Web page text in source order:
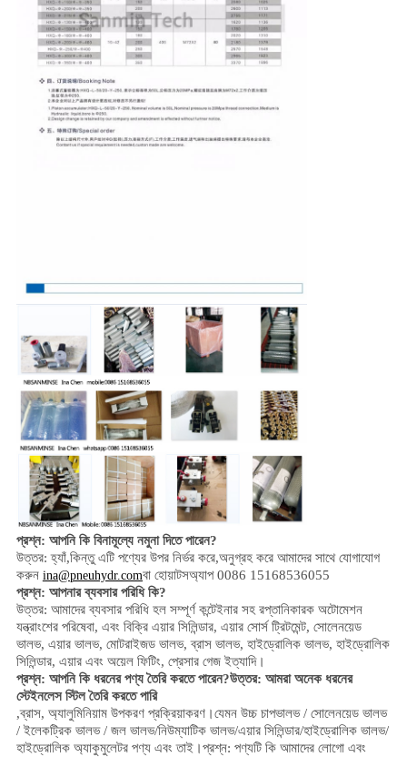
প্রশ্ন: আপনি কি বিনামূল্যে নমুনা দিতে পারেন?
উত্তর: হ্যাঁ,কিন্তু এটি পণ্যের উপর নির্ভর করে,অনুগ্রহ করে আমাদের সাথে যোগাযোগ
করুন ina@pneuhydr.comবা হোয়াটসঅ্যাপ 0086 15168536055
প্রশ্ন: আপনার ব্যবসার পরিধি কি?
উত্তর: আমাদের ব্যবসার পরিধি হল সম্পূর্ণ কন্টেইনার সহ রপ্তানিকারক অটোমেশন
যন্ত্রাংশের পরিষেবা, এবং বিক্রি এয়ার সিলিন্ডার, এয়ার সোর্স ট্রিটমেন্ট, সোলেনয়েড
ভালভ, এয়ার ভালভ, মোটরাইজড ভালভ,ব্রাস ভালভ, হাইড্রোলিক ভালভ, হাইড্রোলিক
সিলিন্ডার, এয়ার এবং অয়েলফিটিং, প্রেসার গেজইত্যাদি।
প্রশ্ন: আপনি কি ধরনের পণ্য তৈরি করতে পারেন?উত্তর: আমরা অনেক ধরনের
স্টেইনলেস স্টিল তৈরি করতে পারি
,ব্রাস, অ্যালুমিনিয়াম উপকরণ প্রক্রিয়াকরণ।যেমন উচ্চ চাপভালভ / সোলেনয়েড ভালভ
/ ইলেকট্রিক ভালভ / জল ভালভ/নিউম্যাটিক ভালভ/এয়ার সিলিন্ডার/হাইড্রোলিক ভালভ/
হাইড্রোলিক অ্যাকুমুলেটর পণ্য এবং তাই।প্রশ্ন: পণ্যটি কি আমাদের লোগো এবং